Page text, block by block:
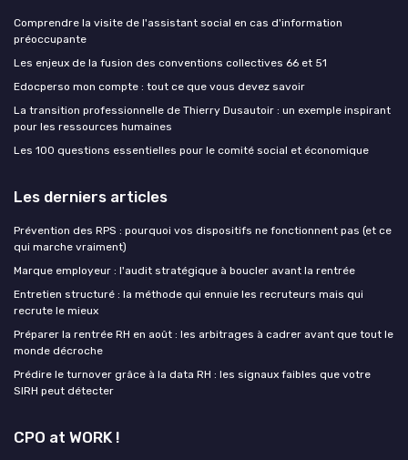
Comprendre la visite de l'assistant social en cas d'information
préoccupante
Les enjeux de la fusion des conventions collectives 66 et 51
Edocperso mon compte : tout ce que vous devez savoir
La transition professionnelle de Thierry Dusautoir : un exemple inspirant
pour les ressources humaines
Les 100 questions essentielles pour le comité social et économique
Les derniers articles
Prévention des RPS : pourquoi vos dispositifs ne fonctionnent pas (et ce
qui marche vraiment)
Marque employeur : l'audit stratégique à boucler avant la rentrée
Entretien structuré : la méthode qui ennuie les recruteurs mais qui
recrute le mieux
Préparer la rentrée RH en août : les arbitrages à cadrer avant que tout le
monde décroche
Prédire le turnover grâce à la data RH : les signaux faibles que votre
SIRH peut détecter
CPO at WORK !